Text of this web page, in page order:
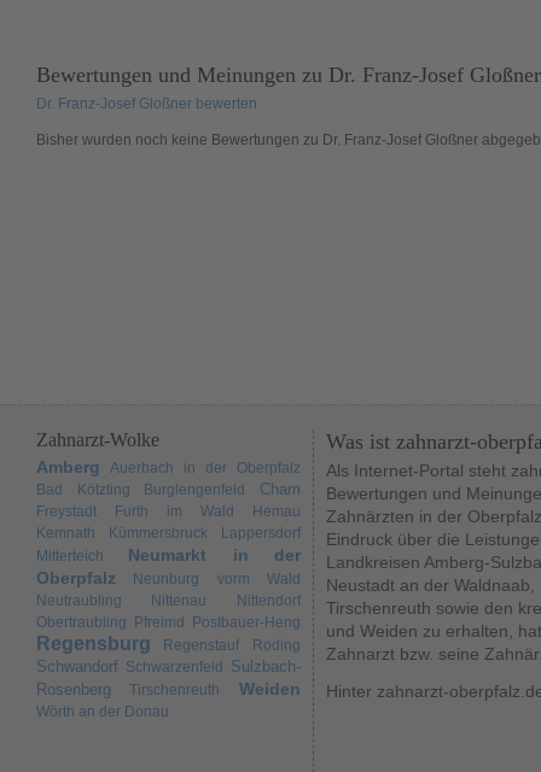
Bewertungen und Meinungen zu Dr. Franz-Josef Gloßner
Dr. Franz-Josef Gloßner bewerten
Bisher wurden noch keine Bewertungen zu Dr. Franz-Josef Gloßner
Zahnarzt-Wolke
Amberg
Auerbach in der Oberpfalz
Bad Kötzting
Burglengenfeld Cham
Freystadt Furth im Wald
Hemau
Kemnath
Kümmersbruck
Lappersdorf
Mitterteich
Neumarkt in der
Oberpfalz
Neunburg vorm Wald
Neutraubling
Nittenau
Nittendorf
Obertraubling
Pfreimd Postbauer-Heng
Regensburg Regenstauf Roding
Schwandorf Schwarzenfeld
Sulzbach-
Rosenberg
Tirschenreuth Weiden
Wörth an der Donau
Was ist zahnarzt-
Als Internet-Portal steht
Bewertungen und
Zahnärzten in der
Eindruck über die
Landkreisen Amberg-
Neustadt an der
Tirschenreuth sowie den
und Weiden zu erhalten,
Zahnarzt bzw. seine
Hinter zahnarzt-